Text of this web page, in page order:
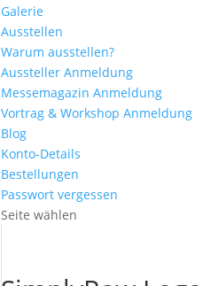
Galerie
Ausstellen
Warum ausstellen?
Aussteller Anmeldung
Messemagazin Anmeldung
Vortrag & Workshop Anmeldung
Blog
Konto-Details
Bestellungen
Passwort vergessen
Seite wählen